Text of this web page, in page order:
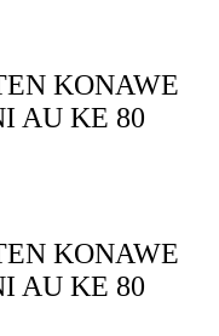
KONAWE
AU KE 80
KONAWE
AU KE 80